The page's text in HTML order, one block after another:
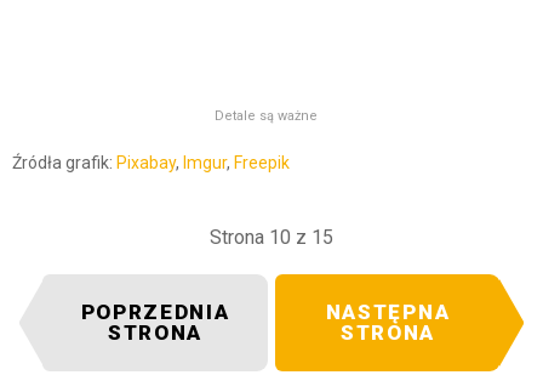
Detale są ważne
Źródła grafik: Pixabay, Imgur, Freepik
Strona 10 z 15
POPRZEDNIA
STRONA
NASTĘPNA
STRONA